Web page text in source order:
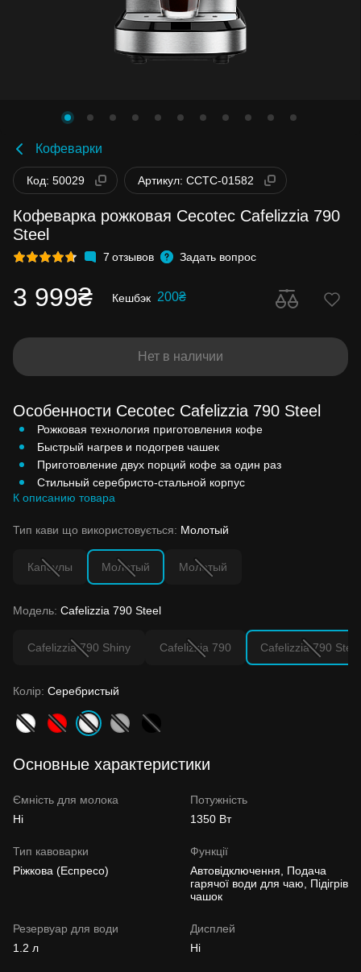
Кофеварки
Код: 50029 Артикул: CCTC-01582
Кофеварка рожковая Cecotec Cafelizzia 790
Steel
7 отзывов Задать вопрос
3 999₴ Кешбэк 200₴
Нет в наличии
Особенности Cecotec Cafelizzia 790 Steel
Рожковая технология приготовления кофе
Быстрый нагрев и подогрев чашек
Приготовление двух порций кофе за один раз
Стильный серебристо-стальной корпус
К описанию товара
Тип кави що використовується: Молотый
Капсулы Молотый Молотый
Модель: Cafelizzia 790 Steel
Cafelizzia 790 Shiny Cafelizzia 790 Cafelizzia 790 Steel
Колір: Серебристый
Основные характеристики
Ємність для молока
Ні
Потужність
1350 Вт
Тип кавоварки
Ріжкова (Еспресо)
Функції
Автовідключення, Подача
гарячої води для чаю, Підігрів
чашок
Резервуар для води
1.2 л
Дисплей
Ні